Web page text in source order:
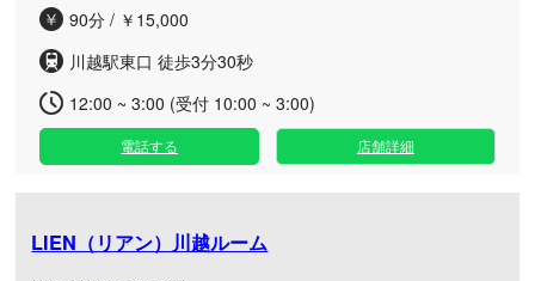
90分 / ￥15,000
川越駅東口 徒歩3分30秒
12:00 ~ 3:00 (受付 10:00 ~ 3:00)
電話する 店舗詳細
LIEN（リアン）川越ルーム